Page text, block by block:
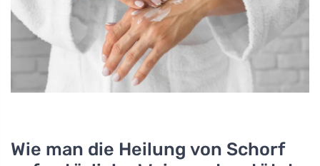
Wie man die Heilung von Schorf